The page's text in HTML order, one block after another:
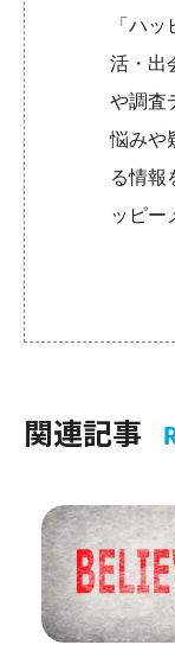
「ハ
活・出
や調査
悩みや
る情
ッピー
関連記事